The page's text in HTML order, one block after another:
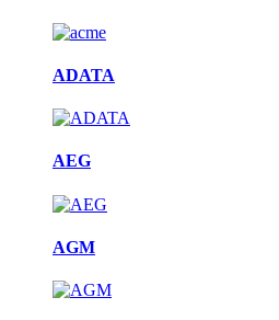
ADATA
AEG
AGM